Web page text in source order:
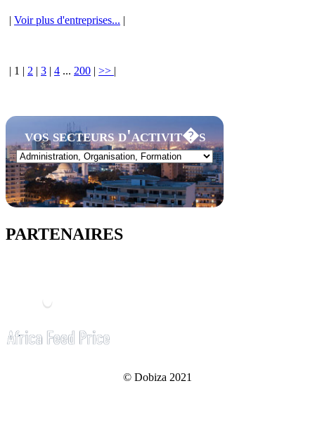
Voir plus d'entreprises...
1 2 3 4 ... 200 >>
vos secteurs d'activit�s
PARTENAIRES
© Dobiza 2021